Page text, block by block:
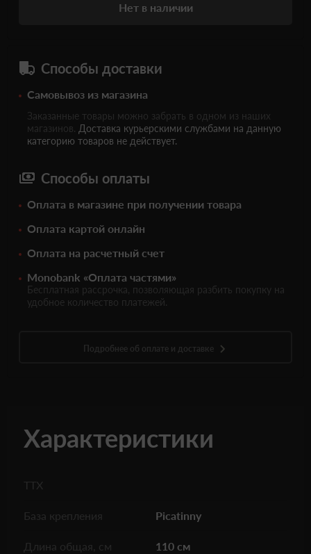
Нет в наличии
Способы доставки
Самовывоз из магазина
Заказанные товары можно забрать в одном из наших
магазинов. Доставка курьерскими службами на данную
категорию товаров не действует.
Способы оплаты
Оплата в магазине при получении товара
Оплата картой онлайн
Оплата на расчетный счет
Monobank «Оплата частями»
Бесплатная рассрочка, позволяющая разбить покупку на
удобное количество платежей.
Подробнее об оплате и доставке
Характеристики
ТТХ
База крепления Picatinny
Длина общая, см 110 см